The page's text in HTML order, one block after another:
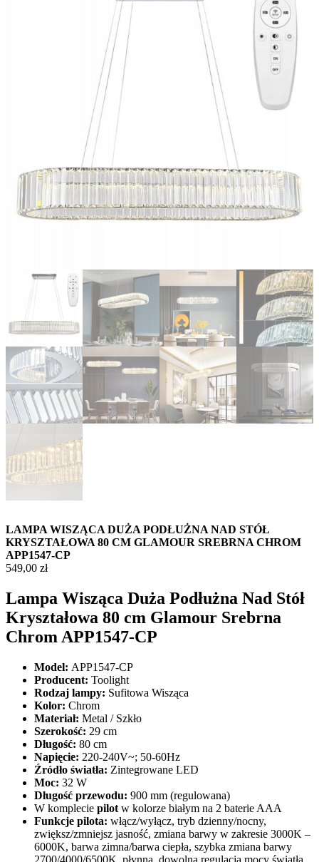
LAMPA WISZĄCA DUŻA PODŁUŻNA NAD STÓŁ
KRYSZTAŁOWA 80 CM GLAMOUR SREBRNA CHROM
APP1547-CP
549,00 zł
Lampa Wisząca Duża Podłużna Nad Stół
Kryształowa 80 cm Glamour Srebrna
Chrom APP1547-CP
Model: APP1547-CP
Producent: Toolight
Rodzaj lampy: Sufitowa Wisząca
Kolor: Chrom
Materiał: Metal / Szkło
Szerokość: 29 cm
Długość: 80 cm
Napięcie: 220-240V~; 50-60Hz
Źródło światła: Zintegrowane LED
Moc: 32 W
Długość przewodu: 900 mm (regulowana)
W komplecie pilot w kolorze białym na 2 baterie AAA
Funkcje pilota: włącz/wyłącz, tryb dzienny/nocny,
zwiększ/zmniejsz jasność, zmiana barwy w zakresie 3000K –
6000K, barwa zimna/barwa ciepła, szybka zmiana barwy
2700/4000/6500K, płynna, dowolna regulacja mocy światła.